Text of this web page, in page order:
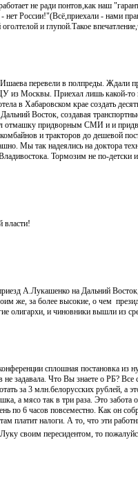
не ради понтов,как наш
нет России!"(Всё,приехали - нами
и глупой.Такое
перевели в полпреды. Ждали
из Москвы. Приехал лишь какой-
в Хабаровском крае создать
Восток, создавая
отмашку придворным СМИ и и
и тракторов до дешевой
Мы так надеялись на доктора
Тормозим не по-детски
власти!
А.Лукашенко на Дальний
же, за более высокие, о чем
олигархи, и чиновники вышли из
сплошная постановка
задавала. Что Вы знаете о РБ? Все
за 3 млн.белорусских рублей,
а мясо так в три раза. Это
по 6 часов повсеместно. Как он
там платит налоги. А то, что эти
своим пересидентом, то